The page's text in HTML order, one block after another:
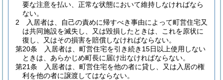
要な注意を払い、正常な状態において維持しなければなら
ない。
2
入居者は、自己の責めに帰すべき事由によって町営住宅又
は共同施設を滅失し、又は毀損したときは、これを原状に
復し、又はその損害を賠償しなければならない。
第20条
入居者は、町営住宅を引き続き15日以上使用しない
ときは、あらかじめ町長に届け出なければならない。
第21条
入居者は、町営住宅を他の者に貸し、又は入居の権
利を他の者に譲渡してはならない。